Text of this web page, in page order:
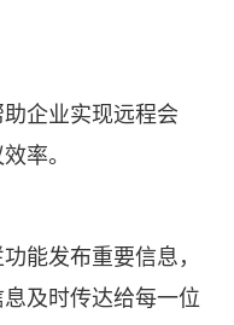
企业实现远程会
率。
能发布重要信息，
及时传达给每一位